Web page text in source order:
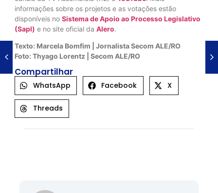
informações sobre os projetos e as votações estão
disponíveis no Sistema de Apoio ao Processo Legislativo
(Sapl) e no site oficial da Alero.
Texto: Marcela Bomfim | Jornalista Secom ALE/RO
Foto: Thyago Lorentz | Secom ALE/RO
Compartilhar
WhatsApp Facebook X
Threads